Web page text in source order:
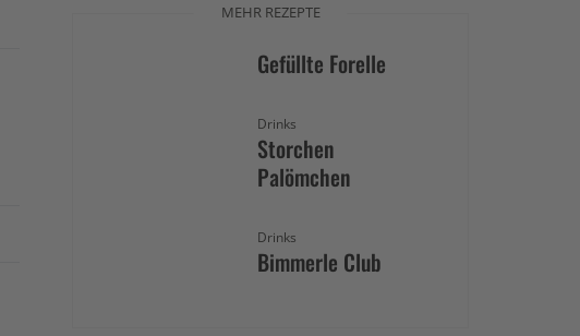
MEHR REZEPTE
Gefüllte Forelle
Drinks
Storchen
Palömchen
Drinks
Bimmerle Club